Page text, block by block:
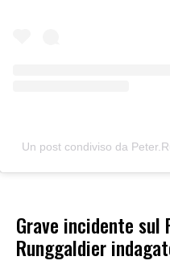
Un post condiviso da
Grave incidente sul
Runggaldier